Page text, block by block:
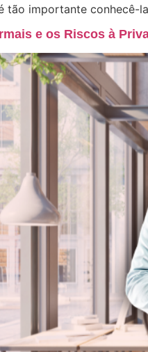
tão importante conhecê-
e os Riscos à